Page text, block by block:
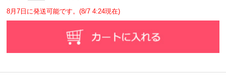
8月7日に発送可能です。(8/7 4:24現在)